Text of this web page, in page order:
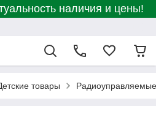
наличия и цены!
товары